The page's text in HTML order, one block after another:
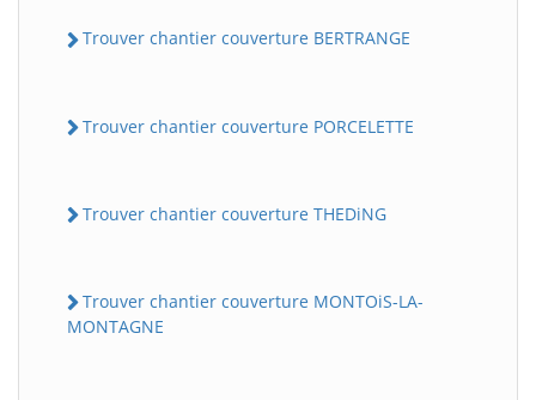
Trouver chantier couverture BERTRANGE
Trouver chantier couverture PORCELETTE
Trouver chantier couverture THEDiNG
Trouver chantier couverture MONTOiS-LA-
MONTAGNE